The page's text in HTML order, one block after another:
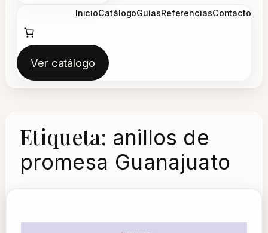
InicioCatálogoGuíasReferenciasContacto
Ver catálogo
Etiqueta: anillos de
promesa Guanajuato